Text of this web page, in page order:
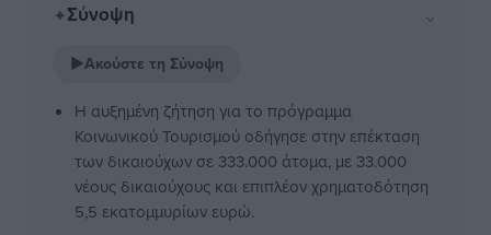
✦Σύνοψη ⌄
▶Ακούστε τη Σύνοψη
Η αυξημένη ζήτηση για το πρόγραμμα
Κοινωνικού Τουρισμού οδήγησε στην επέκταση
των δικαιούχων σε 333.000 άτομα, με 33.000
νέους δικαιούχους και επιπλέον χρηματοδότηση
5,5 εκατομμυρίων ευρώ.